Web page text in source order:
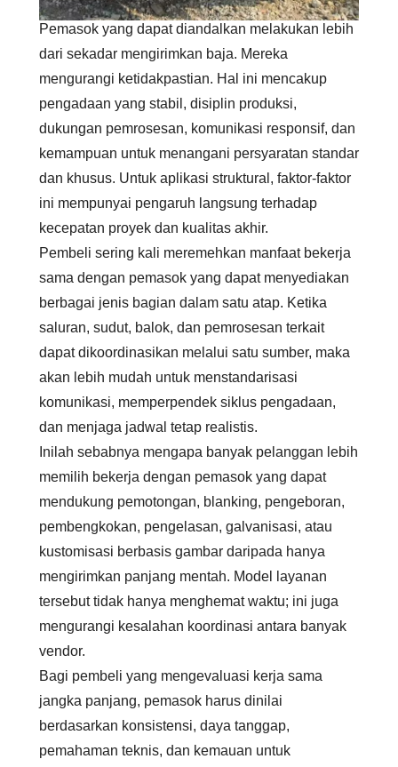
Pemasok yang dapat diandalkan melakukan lebih
dari sekadar mengirimkan baja. Mereka
mengurangi ketidakpastian. Hal ini mencakup
pengadaan yang stabil, disiplin produksi,
dukungan pemrosesan, komunikasi responsif, dan
kemampuan untuk menangani persyaratan standar
dan khusus. Untuk aplikasi struktural, faktor-faktor
ini mempunyai pengaruh langsung terhadap
kecepatan proyek dan kualitas akhir.
Pembeli sering kali meremehkan manfaat bekerja
sama dengan pemasok yang dapat menyediakan
berbagai jenis bagian dalam satu atap. Ketika
saluran, sudut, balok, dan pemrosesan terkait
dapat dikoordinasikan melalui satu sumber, maka
akan lebih mudah untuk menstandarisasi
komunikasi, memperpendek siklus pengadaan,
dan menjaga jadwal tetap realistis.
Inilah sebabnya mengapa banyak pelanggan lebih
memilih bekerja dengan pemasok yang dapat
mendukung pemotongan, blanking, pengeboran,
pembengkokan, pengelasan, galvanisasi, atau
kustomisasi berbasis gambar daripada hanya
mengirimkan panjang mentah. Model layanan
tersebut tidak hanya menghemat waktu; ini juga
mengurangi kesalahan koordinasi antara banyak
vendor.
Bagi pembeli yang mengevaluasi kerja sama
jangka panjang, pemasok harus dinilai
berdasarkan konsistensi, daya tanggap,
pemahaman teknis, dan kemauan untuk